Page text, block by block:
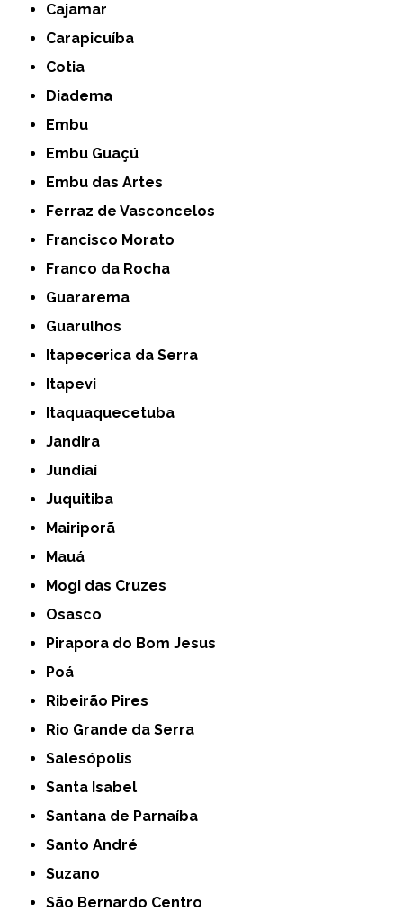
Cajamar
Carapicuíba
Cotia
Diadema
Embu
Embu Guaçú
Embu das Artes
Ferraz de Vasconcelos
Francisco Morato
Franco da Rocha
Guararema
Guarulhos
Itapecerica da Serra
Itapevi
Itaquaquecetuba
Jandira
Jundiaí
Juquitiba
Mairiporã
Mauá
Mogi das Cruzes
Osasco
Pirapora do Bom Jesus
Poá
Ribeirão Pires
Rio Grande da Serra
Salesópolis
Santa Isabel
Santana de Parnaíba
Santo André
Suzano
São Bernardo Centro